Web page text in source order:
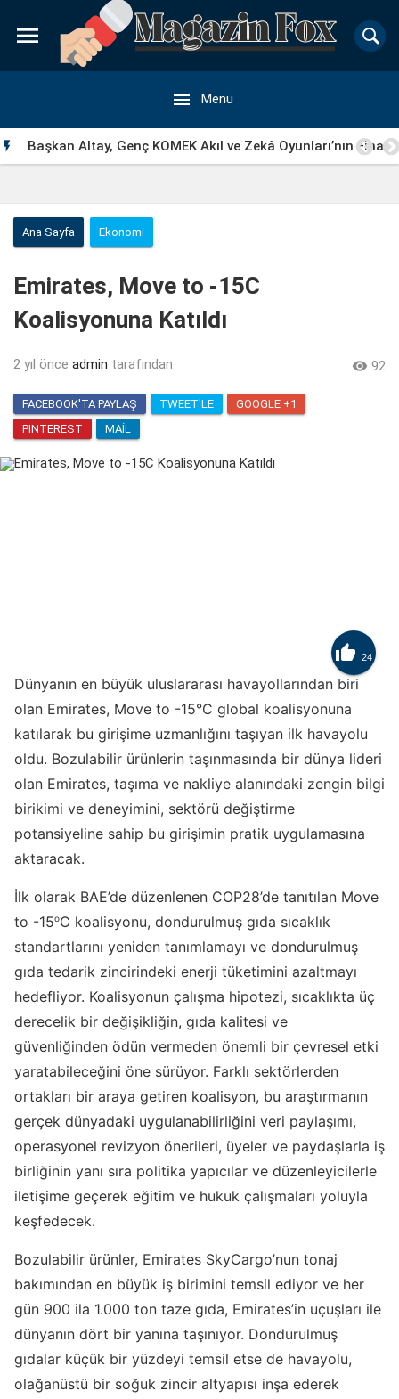

 Menü
 Başkan Altay, Genç KOMEK Akıl ve Zekâ Oyunları’nın Final
Ana Sayfa Ekonomi
Emirates, Move to -15C
Koalisyonuna Katıldı
2 yıl önce admin tarafından  92
FACEBOOK'TA PAYLAŞ TWEET'LE
GOOGLE +1
PINTEREST
MAIL
 24
Dünyanın en büyük uluslararası havayollarından biri
olan Emirates, Move to -15°C global koalisyonuna
katılarak bu girişime uzmanlığını taşıyan ilk havayolu
oldu. Bozulabilir ürünlerin taşınmasında bir dünya lideri
olan Emirates, taşıma ve nakliye alanındaki zengin bilgi
birikimi ve deneyimini, sektörü değiştirme
potansiyeline sahip bu girişimin pratik uygulamasına
aktaracak.
İlk olarak BAE’de düzenlenen COP28’de tanıtılan Move
to -15oC koalisyonu, dondurulmuş gıda sıcaklık
standartlarını yeniden tanımlamayı ve dondurulmuş
gıda tedarik zincirindeki enerji tüketimini azaltmayı
hedefliyor. Koalisyonun çalışma hipotezi, sıcaklıkta üç
derecelik bir değişikliğin, gıda kalitesi ve
güvenliğinden ödün vermeden önemli bir çevresel etki
yaratabileceğini öne sürüyor. Farklı sektörlerden
ortakları bir araya getiren koalisyon, bu araştırmanın
gerçek dünyadaki uygulanabilirliğini veri paylaşımı,
operasyonel revizyon önerileri, üyeler ve paydaşlarla iş
birliğinin yanı sıra politika yapıcılar ve düzenleyicilerle
iletişime geçerek eğitim ve hukuk çalışmaları yoluyla
keşfedecek.
Bozulabilir ürünler, Emirates SkyCargo’nun tonaj
bakımından en büyük iş birimini temsil ediyor ve her
gün 900 ila 1.000 ton taze gıda, Emirates’in uçuşları ile
dünyanın dört bir yanına taşınıyor. Dondurulmuş
gıdalar küçük bir yüzdeyi temsil etse de havayolu,
olağanüstü bir soğuk zincir altyapısı inşa ederek